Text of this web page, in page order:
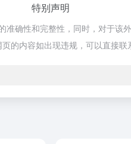
特别声明
确性和完整性，同时，对于该
的内容如出现违规，可以直接联